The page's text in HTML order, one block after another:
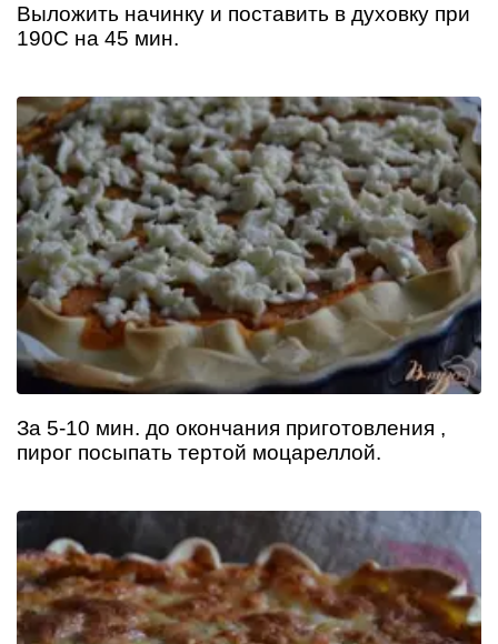
Выложить начинку и поставить в духовку при
190С на 45 мин.
За 5-10 мин. до окончания приготовления ,
пирог посыпать тертой моцареллой.